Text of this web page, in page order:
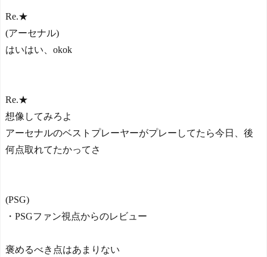
Re.★
(アーセナル)
はいはい、okok
Re.★
想像してみろよ
アーセナルのベストプレーヤーがプレーしてたら今日、後
何点取れてたかってさ
(PSG)
・PSGファン視点からのレビュー
褒めるべき点はあまりない